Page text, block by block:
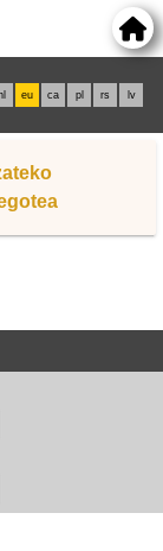
eu ca pl rs lv